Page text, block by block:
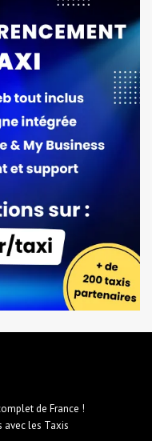
de France !
avec les Taxis